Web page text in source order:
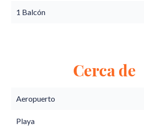
1 Balcón
Cerca de
Aeropuerto
Playa